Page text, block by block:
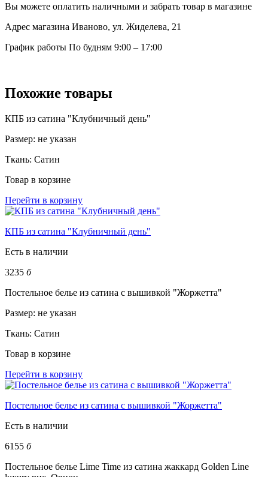
Вы можете оплатить наличными и забрать товар в магазине
Адрес магазина Иваново, ул. Жиделева, 21
График работы По будням 9:00 – 17:00
Похожие товары
КПБ из сатина "Клубничный день"
Размер: не указан
Ткань: Сатин
Товар в корзине
Перейти в корзину
КПБ из сатина "Клубничный день"
Есть в наличии
3235 б
Постельное белье из сатина с вышивкой "Жоржетта"
Размер: не указан
Ткань: Сатин
Товар в корзине
Перейти в корзину
Постельное белье из сатина с вышивкой "Жоржетта"
Есть в наличии
6155 б
Постельное белье Lime Time из сатина жаккард Golden Line